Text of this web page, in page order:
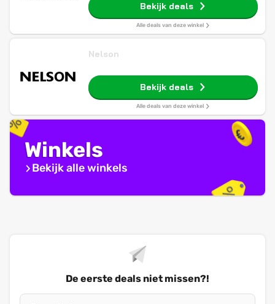
Bekijk deals
Alle deals van deze winkel
Nelson
Bekijk deals
Alle deals van deze winkel
Winkels
Bekijk alle winkels
De eerste deals niet missen?!